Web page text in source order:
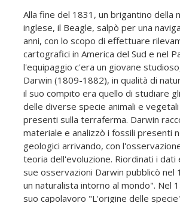
Alla fine del 1831, un brigantino della
inglese, il Beagle, salpò per una
anni, con lo scopo di effettuare
cartografici in America del Sud e nel
l'equipaggio c'era un giovane
Darwin (1809-1882), in qualità di
il suo compito era quello di studiare
delle diverse specie animali e
presenti sulla terraferma. Darwin
materiale e analizzò i fossili presenti
geologici arrivando, con
teoria dell'evoluzione. Riordinati i dati
sue osservazioni Darwin pubblicò nel
un naturalista intorno al mondo". Nel
suo capolavoro "L'origine delle